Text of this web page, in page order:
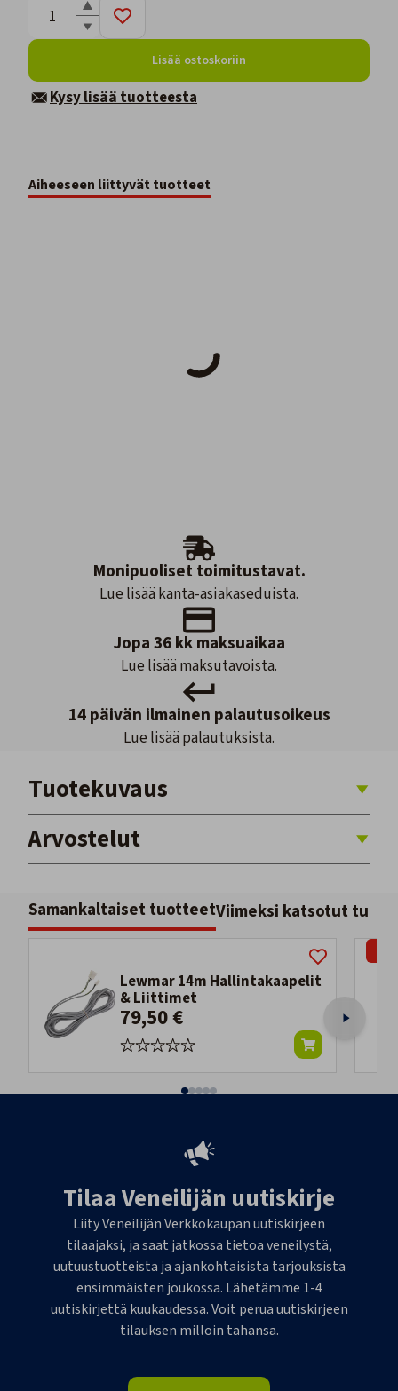
Lisää ostoskoriin
Kysy lisää tuotteesta
Aiheeseen liittyvät tuotteet
Monipuoliset toimitustavat.
Lue lisää kanta-asiakaseduista.
Jopa 36 kk maksuaikaa
Lue lisää maksutavoista.
14 päivän ilmainen palautusoikeus
Lue lisää palautuksista.
Tuotekuvaus
Arvostelut
Samankaltaiset tuotteetViimeksi katsotut
Lewmar 14m Hallintakaapelit
& Liittimet
79,50 €
Tilaa Veneilijän uutiskirje
Liity Veneilijän Verkkokaupan uutiskirjeen
tilaajaksi, ja saat jatkossa tietoa veneilystä,
uutuustuotteista ja ajankohtaisista tarjouksista
ensimmäisten joukossa. Lähetämme 1-4
uutiskirjettä kuukaudessa. Voit perua uutiskirjeen
tilauksen milloin tahansa.